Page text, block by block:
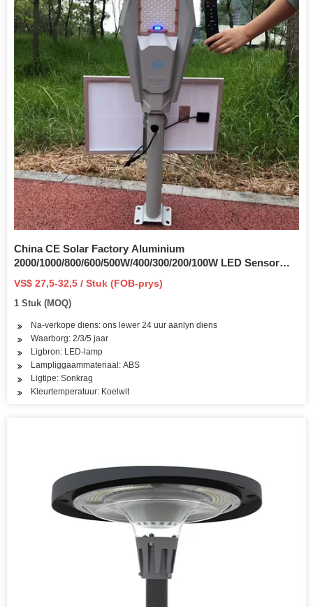
China CE Solar Factory Aluminium
2000/1000/800/600/500W/400/300/200/100W LED Sensor
IP66 Straat Buitelug Alles in Een kamera ABS COB LED
Muur Vloed Tuin Pad Lamp
VS$ 27,5-32,5 / Stuk (FOB-prys)
1 Stuk (MOQ)
Na-verkope diens: ons lewer 24 uur aanlyn diens
Waarborg: 2/3/5 jaar
Ligbron: LED-lamp
Lampliggaammateriaal: ABS
Ligtipe: Sonkrag
Kleurtemperatuur: Koelwit